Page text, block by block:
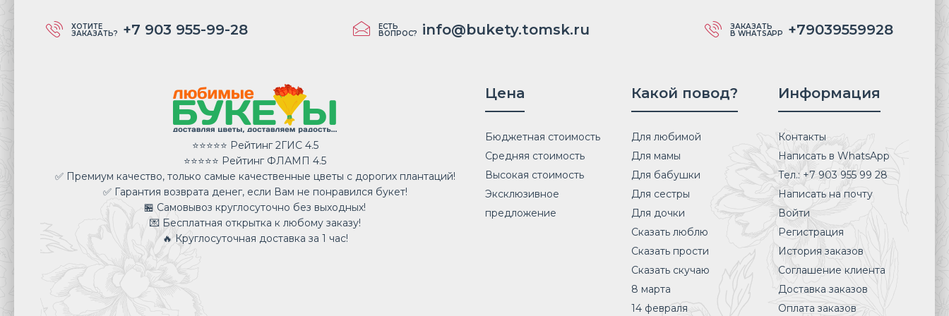
ХОТИТЕ
ЗАКАЗАТЬ? +7 903 955-99-28 ЕСТЬ
ВОПРОС? info@bukety.tomsk.ru ЗАКАЗАТЬ
В WHATSAPP +79039559928
⭐⭐⭐⭐⭐ Рейтинг 2ГИС 4.5
⭐⭐⭐⭐⭐ Рейтинг ФЛАМП 4.5
✅ Премиум качество, только самые качественные цветы с дорогих плантаций!
✅ Гарантия возврата денег, если Вам не понравился букет!
🏪 Самовывоз круглосуточно без выходных!
💌 Бесплатная открытка к любому заказу!
🔥 Круглосуточная доставка за 1 час!
Цена
Бюджетная стоимость
Средняя стоимость
Высокая стоимость
Эксклюзивное
предложение
Какой повод?
Для любимой
Для мамы
Для бабушки
Для сестры
Для дочки
Сказать люблю
Сказать прости
Сказать скучаю
8 марта
14 февраля
Информация
Контакты
Написать в WhatsApp
Тел.: +7 903 955 99 28
Написать на почту
Войти
Регистрация
История заказов
Соглашение клиента
Доставка заказов
Оплата заказов